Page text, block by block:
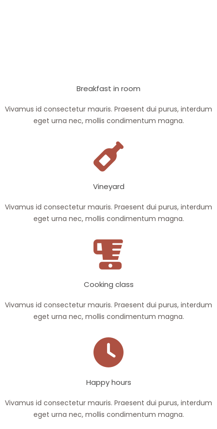
Breakfast in room
Vivamus id consectetur mauris. Praesent dui purus, interdum
eget urna nec, mollis condimentum magna.
Vineyard
Vivamus id consectetur mauris. Praesent dui purus, interdum
eget urna nec, mollis condimentum magna.
Cooking class
Vivamus id consectetur mauris. Praesent dui purus, interdum
eget urna nec, mollis condimentum magna.
Happy hours
Vivamus id consectetur mauris. Praesent dui purus, interdum
eget urna nec, mollis condimentum magna.